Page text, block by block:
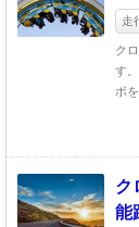
走
ク
す
ボ
ク
能